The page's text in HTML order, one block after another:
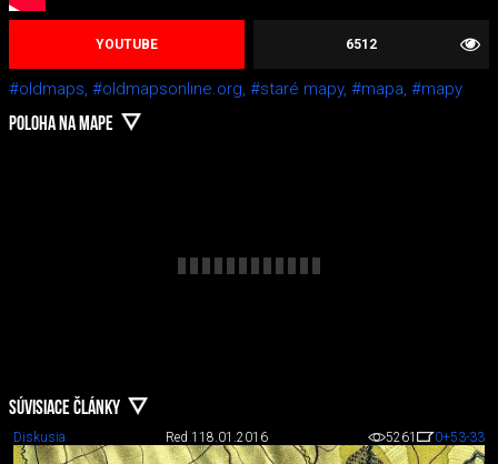
6512
YOUTUBE
#oldmaps, #oldmapsonline.org, #staré mapy, #mapa, #mapy
POLOHA NA MAPE
SÚVISIACE ČLÁNKY
Diskusia Red 1 18.01.2016 5261 0+53-33